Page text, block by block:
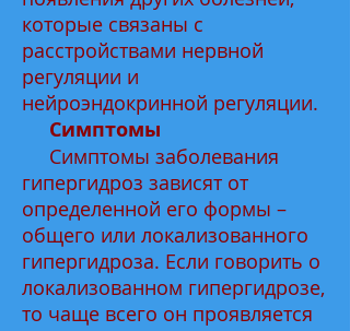
которые связаны с
расстройствами нервной
регуляции и
нейроэндокринной регуляции.
Симптомы
Симптомы заболевания
гипергидроз зависят от
определенной его формы –
общего или локализованного
гипергидроза. Если говорить о
локализованном гипергидрозе,
то чаще всего он проявляется